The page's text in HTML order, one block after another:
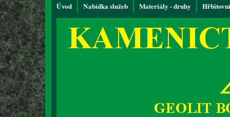
Úvod Nabídka služeb Materiály - druhy